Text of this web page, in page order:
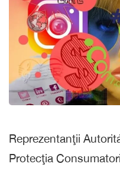
Reprezentanţii
Protecţia